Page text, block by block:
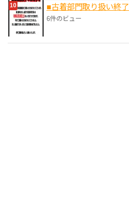
■‎古着部門取り扱い終
6件のビュー